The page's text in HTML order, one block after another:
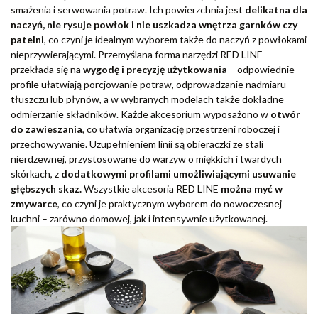
smażenia i serwowania potraw. Ich powierzchnia jest delikatna dla
naczyń, nie rysuje powłok i nie uszkadza wnętrza garnków czy
patelni, co czyni je idealnym wyborem także do naczyń z powłokami
nieprzywierającymi. Przemyślana forma narzędzi RED LINE
przekłada się na wygodę i precyzję użytkowania – odpowiednie
profile ułatwiają porcjowanie potraw, odprowadzanie nadmiaru
tłuszczu lub płynów, a w wybranych modelach także dokładne
odmierzanie składników. Każde akcesorium wyposażono w otwór
do zawieszania, co ułatwia organizację przestrzeni roboczej i
przechowywanie. Uzupełnieniem linii są obieraczki ze stali
nierdzewnej, przystosowane do warzyw o miękkich i twardych
skórkach, z dodatkowymi profilami umożliwiającymi usuwanie
głębszych skaz.Wszystkie akcesoria RED LINE można myć w
zmywarce, co czyni je praktycznym wyborem do nowoczesnej
kuchni – zarówno domowej, jak i intensywnie użytkowanej.